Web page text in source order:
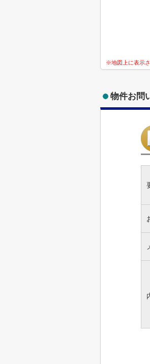
※地図上に表示
物件お問